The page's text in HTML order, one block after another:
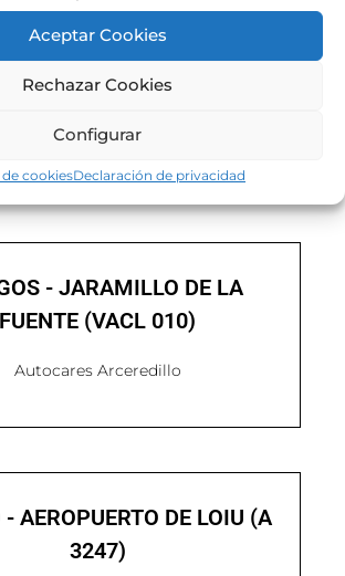
Aceptar Cookies
Rechazar Cookies
Configurar
cookiesDeclaración de privacidad
- CALERUEGA (VACL 007)
Autocares Arceredillo
- JARAMILLO DE LA
FUENTE (VACL 010)
Autocares Arceredillo
AEROPUERTO DE LOIU (A
3247)